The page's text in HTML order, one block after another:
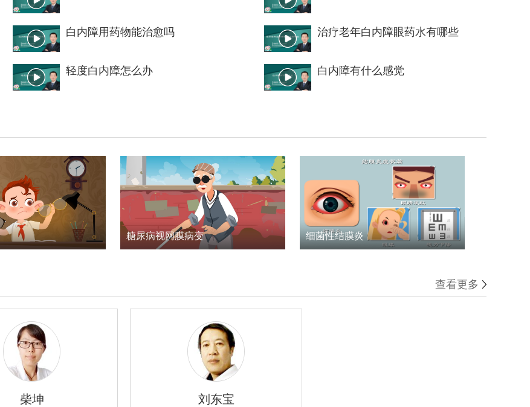
白内障用药物能治愈吗 治疗老年白内障眼药水有哪些
轻度白内障怎么办 白内障有什么感觉
糖尿病视网膜病变 细菌性结膜炎
查看更多
柴坤 刘东宝